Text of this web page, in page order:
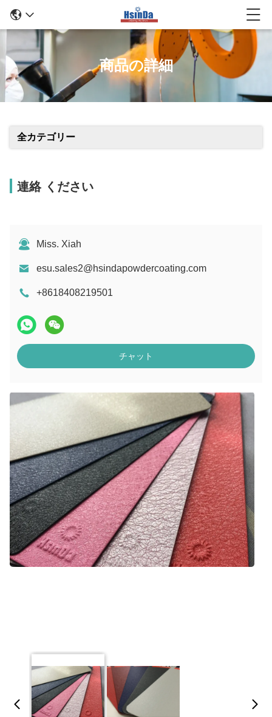
商品の詳細
全カテゴリー
連絡 ください
Miss. Xiah
esu.sales2@hsindapowdercoating.com
+8618408219501
チャット